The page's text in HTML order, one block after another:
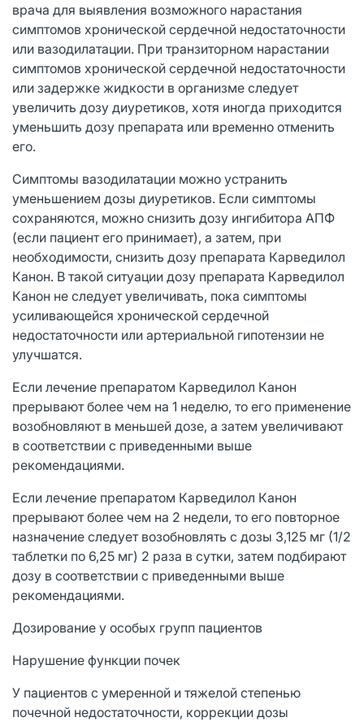
врача для выявления возможного нарастания
симптомов хронической сердечной недостаточности
или вазодилатации. При транзиторном нарастании
симптомов хронической сердечной недостаточности
или задержке жидкости в организме следует
увеличить дозу диуретиков, хотя иногда приходится
уменьшить дозу препарата или временно отменить
его.
Симптомы вазодилатации можно устранить
уменьшением дозы диуретиков. Если симптомы
сохраняются, можно снизить дозу ингибитора АПФ
(если пациент его принимает), а затем, при
необходимости, снизить дозу препарата Карведилол
Канон. В такой ситуации дозу препарата Карведилол
Канон не следует увеличивать, пока симптомы
усиливающейся хронической сердечной
недостаточности или артериальной гипотензии не
улучшатся.
Если лечение препаратом Карведилол Канон
прерывают более чем на 1 неделю, то его применение
возобновляют в меньшей дозе, а затем увеличивают
в соответствии с приведенными выше
рекомендациями.
Если лечение препаратом Карведилол Канон
прерывают более чем на 2 недели, то его повторное
назначение следует возобновлять с дозы 3,125 мг (1/2
таблетки по 6,25 мг) 2 раза в сутки, затем подбирают
дозу в соответствии с приведенными выше
рекомендациями.
Дозирование у особых групп пациентов
Нарушение функции почек
У пациентов с умеренной и тяжелой степенью
почечной недостаточности, коррекции дозы